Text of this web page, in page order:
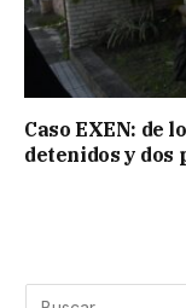
Caso EXEN: de
detenidos y dos